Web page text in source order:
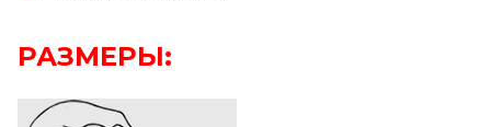
РАЗМЕРЫ: